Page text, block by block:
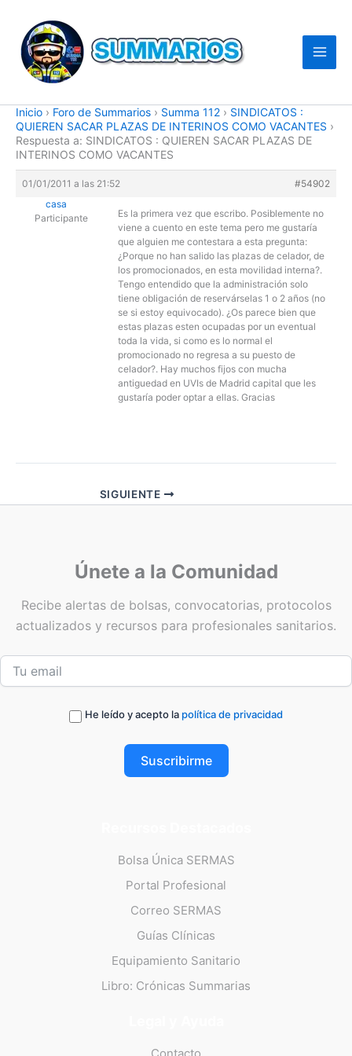
contenido
Inicio › Foro de Summarios › Summa 112 › SINDICATOS :
QUIEREN SACAR PLAZAS DE INTERINOS COMO VACANTES ›
Respuesta a: SINDICATOS : QUIEREN SACAR PLAZAS DE
INTERINOS COMO VACANTES
01/01/2011 a las 21:52
#54902
casa
Participante
Es la primera vez que escribo. Posiblemente no
viene a cuento en este tema pero me gustaría
que alguien me contestara a esta pregunta:
¿Porque no han salido las plazas de celador, de
los promocionados, en esta movilidad interna?.
Tengo entendido que la administración solo
tiene obligación de reservárselas 1 o 2 años (no
se si estoy equivocado). ¿Os parece bien que
estas plazas esten ocupadas por un eventual
toda la vida, si como es lo normal el
promocionado no regresa a su puesto de
celador?. Hay muchos fijos con mucha
antiguedad en UVIs de Madrid capital que les
gustaría poder optar a ellas. Gracias
SIGUIENTE
Únete a la Comunidad
Recibe alertas de bolsas, convocatorias, protocolos
actualizados y recursos para profesionales sanitarios.
He leído y acepto la política de privacidad
Suscribirme
Bolsa Única SERMAS
Portal Profesional
Correo SERMAS
Guías Clínicas
Equipamiento Sanitario
Libro: Crónicas Summarias